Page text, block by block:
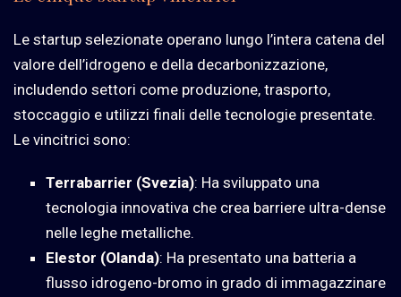
Le startup selezionate operano lungo l’intera catena del
valore dell’idrogeno e della decarbonizzazione,
includendo settori come produzione, trasporto,
stoccaggio e utilizzi finali delle tecnologie presentate.
Le vincitrici sono:
Terrabarrier (Svezia): Ha sviluppato una
tecnologia innovativa che crea barriere ultra-dense
nelle leghe metalliche.
Elestor (Olanda): Ha presentato una batteria a
flusso idrogeno-bromo in grado di immagazzinare